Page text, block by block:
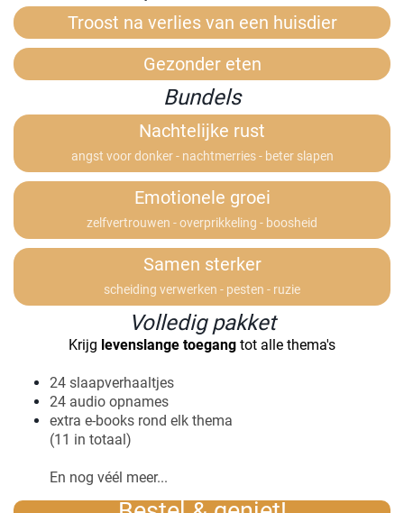
Troost na verlies van een huisdier
Gezonder eten
Bundels
Nachtelijke rust
angst voor donker - nachtmerries - beter slapen
Emotionele groei
zelfvertrouwen - overprikkeling - boosheid
Samen sterker
scheiding verwerken - pesten - ruzie
Volledig pakket
Krijg levenslange toegang tot alle thema's
24 slaapverhaaltjes
24 audio opnames
extra e-books rond elk thema
(11 in totaal)
En nog véél meer...